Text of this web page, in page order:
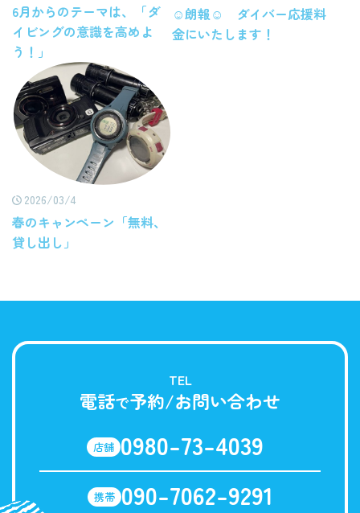
6月からのテーマは、「ダ
イビングの意識を高めよ
う！」
☺朗報☺ ダイバー応援料
金にいたします！
2026/03/4
春のキャンペーン「無料、
貸し出し」
TEL
電話で予約/お問い合わせ
店舗 0980-73-4039
携帯 090-7062-9291